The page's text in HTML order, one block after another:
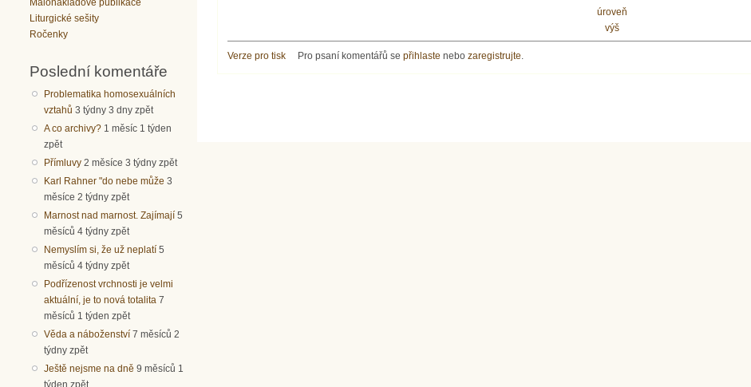
Liturgické sešity
Ročenky
Poslední komentáře
Problematika homosexuálních
vztahů 3 týdny 3 dny zpět
A co archivy? 1 měsíc 1 týden
zpět
Přímluvy 2 měsíce 3 týdny zpět
Karl Rahner "do nebe může 3
měsíce 2 týdny zpět
Marnost nad marnost. Zajímají 5
měsíců 4 týdny zpět
Nemyslím si, že už neplatí 5
měsíců 4 týdny zpět
Podřízenost vrchnosti je velmi
aktuální, je to nová totalita 7
měsíců 1 týden zpět
Věda a náboženství 7 měsíců 2
týdny zpět
Ještě nejsme na dně 9 měsíců 1
týden zpět
úroveň
výš
Verze pro tisk Pro psaní komentářů sepřihlaste nebozaregistrujte